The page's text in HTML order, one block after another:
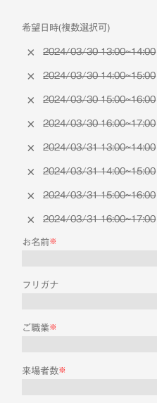
希望日時(複数選択可)
2024/03/30 13:00~14:00
2024/03/30 14:00~15:00
2024/03/30 15:00~16:00
2024/03/30 16:00~17:00
2024/03/31 13:00~14:00
2024/03/31 14:00~15:00
2024/03/31 15:00~16:00
2024/03/31 16:00~17:00
お名前※
フリガナ
ご職業※
来場者数※